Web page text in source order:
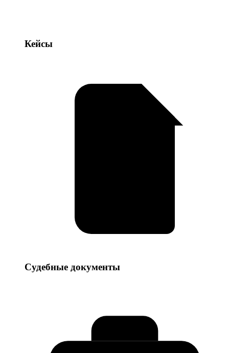
Кейсы
Кейсы
Судебные
Судебные документы